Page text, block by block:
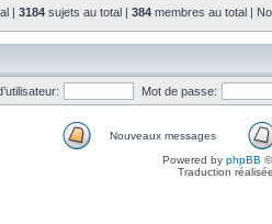
| 3184 sujets au total | 384 membres au total |
Mot de passe:
Nouveaux messages
Powered by phpBB
Traduction